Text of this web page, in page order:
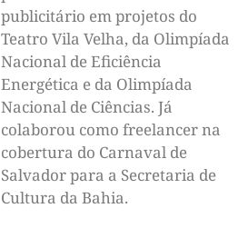
publicitário em projetos do
Teatro Vila Velha, da Olimpíada
Nacional de Eficiência
Energética e da Olimpíada
Nacional de Ciências. Já
colaborou como freelancer na
cobertura do Carnaval de
Salvador para a Secretaria de
Cultura da Bahia.